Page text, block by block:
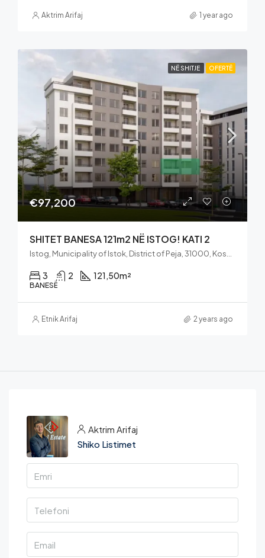
Aktrim Arifaj 1 year ago
NË SHITJE OFERTË
€97,200
SHITET BANESA 121m2 NË ISTOG! KATI 2
Istog, Municipality of Istok, District of Peja, 31000, Kosovo
3 2 121,50m²
BANESË
Etnik Arifaj 2 years ago
Aktrim Arifaj
Shiko Listimet